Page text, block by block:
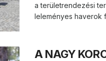
a területrendezési
leleményes haverok
A NAGY